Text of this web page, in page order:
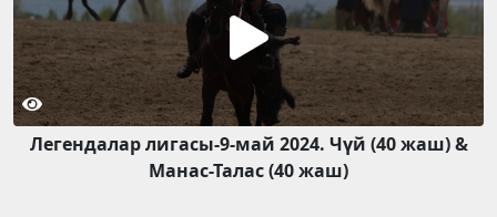
Легендалар лигасы-9-май 2024. Чүй (40 жаш) &
Манас-Талас (40 жаш)